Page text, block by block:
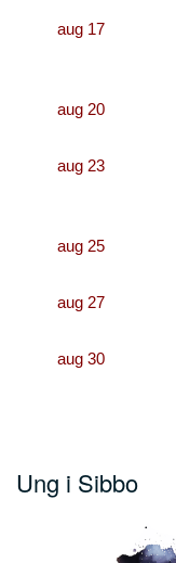
aug 17
aug 20
aug 23
aug 25
aug 27
aug 30
Ung i Sibbo